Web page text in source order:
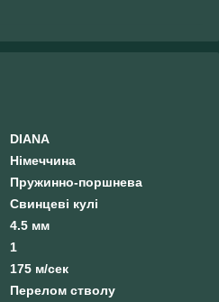
DIANA
Німеччина
Пружинно-поршнева
Свинцеві кулі
4.5 мм
1
175 м/сек
Перелом стволу